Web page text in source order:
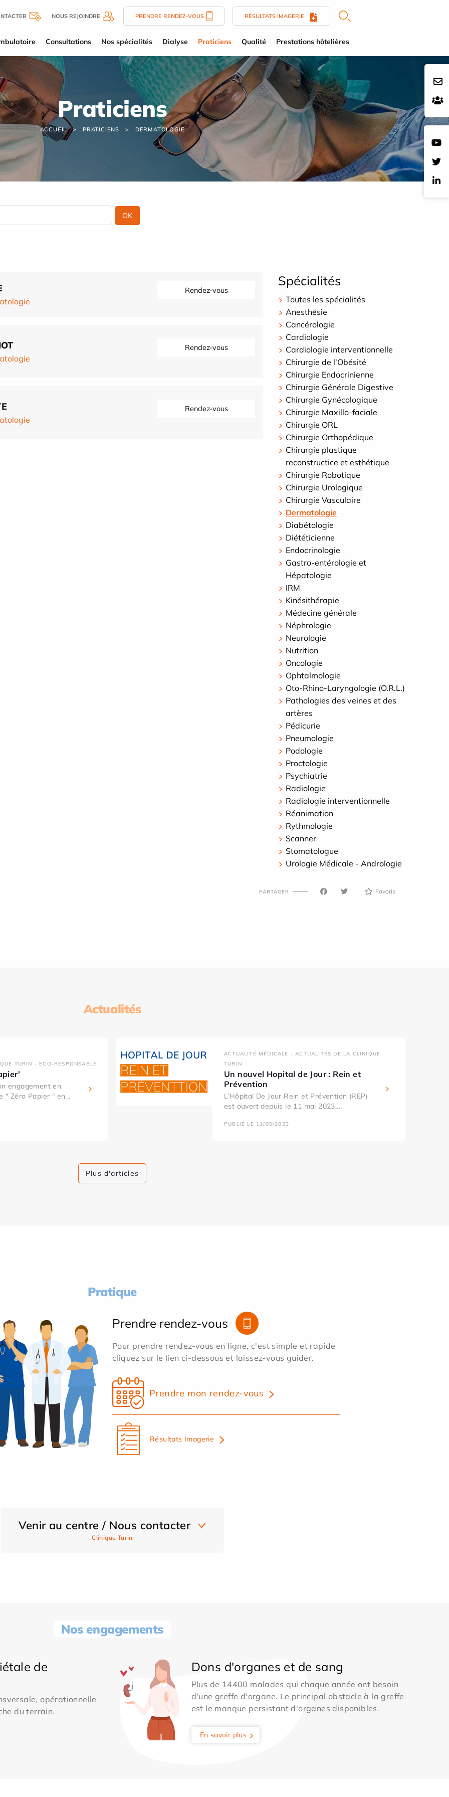
NOUS REJOINDRE PRENDRE RENDEZ-VOUS RÉSULTATS IMAGERIE
Consultations Nos spécialités Dialyse Praticiens Qualité Prestations hôtelières
Praticiens
ACCUEIL PRATICIENS DERMATOLOGIE
Rendez-vous
Rendez-vous
Rendez-vous
Spécialités
Toutes les spécialités
Anesthésie
Cancérologie
Cardiologie
Cardiologie interventionnelle
Chirurgie de l'Obésité
Chirurgie Endocrinienne
Chirurgie Générale Digestive
Chirurgie Gynécologique
Chirurgie Maxillo-faciale
Chirurgie ORL
Chirurgie Orthopédique
Chirurgie plastique
reconstructice et esthétique
Chirurgie Robotique
Chirurgie Urologique
Chirurgie Vasculaire
Dermatologie
Diabétologie
Diététicienne
Endocrinologie
Gastro-entérologie et
Hépatologie
IRM
Kinésithérapie
Médecine générale
Néphrologie
Neurologie
Nutrition
Oncologie
Ophtalmologie
Oto-Rhino-Laryngologie (O.R.L.)
Pathologies des veines et des
artères
Pédicurie
Pneumologie
Podologie
Proctologie
Psychiatrie
Radiologie
Radiologie interventionnelle
Réanimation
Rythmologie
Scanner
Stomatologue
Urologie Médicale - Andrologie
PARTAGER Favoris
Actualités
TURIN - ECO-RESPONSABLE
engagement en
" Zéro Papier " en...
ACTUALITÉ MÉDICALE - ACTUALITÉS DE LA CLINIQUE
TURIN
Un nouvel Hopital de Jour : Rein et
Prévention
L’Hôpital De Jour Rein et Prévention (REP)
est ouvert depuis le 11 mai 2023....
PUBLIÉ LE 11/05/2023
Plus d'articles
Pratique
Prendre rendez-vous
Pour prendre rendez-vous en ligne, c'est simple et rapide
cliquez sur le lien ci-dessous et laissez-vous guider.
Prendre mon rendez-vous
Résultats Imagerie
Venir au centre / Nous contacter
Clinique Turin
Nos engagements
de
opérationnelle
du terrain.
Dons d'organes et de sang
Plus de 14400 malades qui chaque année ont besoin
d'une greffe d'organe. Le principal obstacle à la greffe
est le manque persistant d'organes disponibles.
En savoir plus